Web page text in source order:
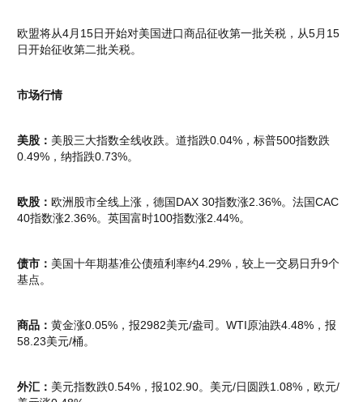
欧盟将从4月15日开始对美国进口商品征收第一批关税，从5月15
日开始征收第二批关税。
市场行情
美股： 美股三大指数全线收跌。道指跌0.04%，标普500指数跌
0.49%，纳指跌0.73%。
欧股： 欧洲股市全线上涨，德国DAX 30指数涨2.36%。法国CAC
40指数涨2.36%。英国富时100指数涨2.44%。
债市： 美国十年期基准公债殖利率约4.29%，较上一交易日升9个
基点。
商品： 黄金涨0.05%，报2982美元/盎司。WTI原油跌4.48%，报
58.23美元/桶。
外汇： 美元指数跌0.54%，报102.90。美元/日圆跌1.08%，欧元/